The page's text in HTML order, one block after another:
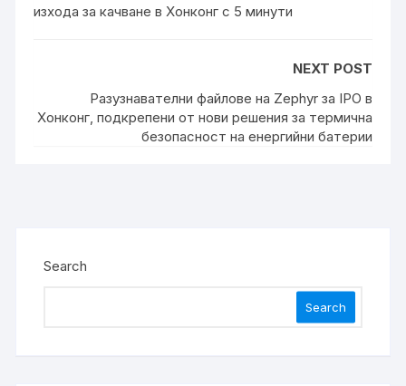
изхода за качване в Хонконг с 5 минути
NEXT POST
Разузнавателни файлове на Zephyr за IPO в
Хонконг, подкрепени от нови решения за термична
безопасност на енергийни батерии
Search
Search